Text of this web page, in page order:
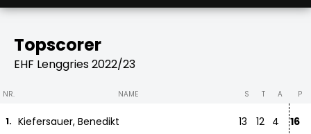
Topscorer
EHF Lenggries 2022/23
NR. NAME S T A P
1. Kiefersauer, Benedikt 13 12 4 16